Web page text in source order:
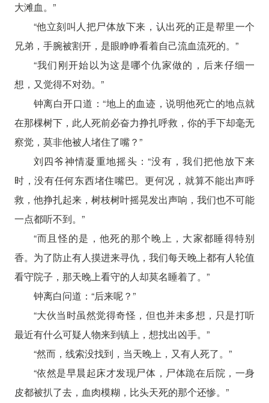
大滩血。”
“他立刻叫人把尸体放下来，认出死的正是帮里一个
兄弟，手腕被割开，是眼睁睁看着自己流血流死的。”
“我们刚开始以为这是哪个仇家做的，后来仔细一
想，又觉得不对劲。”
钟离白开口道：“地上的血迹，说明他死亡的地点就
在那棵树下，此人死前必奋力挣扎呼救，你的手下却毫无
察觉，莫非他被人堵住了嘴？”
刘四爷神情凝重地摇头：“没有，我们把他放下来
时，没有任何东西堵住嘴巴。更何况，就算不能出声呼
救，他挣扎起来，树枝树叶摇晃发出声响，我们也不可能
一点都听不到。”
“而且怪的是，他死的那个晚上，大家都睡得特别
香。为了防止有人摸进来寻仇，我们每天晚上都有人轮值
看守院子，那天晚上看守的人却莫名睡着了。”
钟离白问道：“后来呢？”
“大伙当时虽然觉得奇怪，但也并未多想，只是打听
最近有什么可疑人物来到镇上，想找出凶手。”
“然而，线索没找到，当天晚上，又有人死了。”
“依然是早晨起床才发现尸体，尸体跪在后院，一身
皮都被扒了去，血肉模糊，比头天死的那个还惨。”